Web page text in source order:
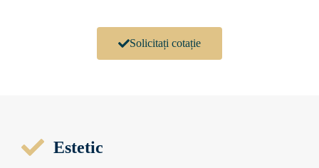
Solicitați cotație
Estetic